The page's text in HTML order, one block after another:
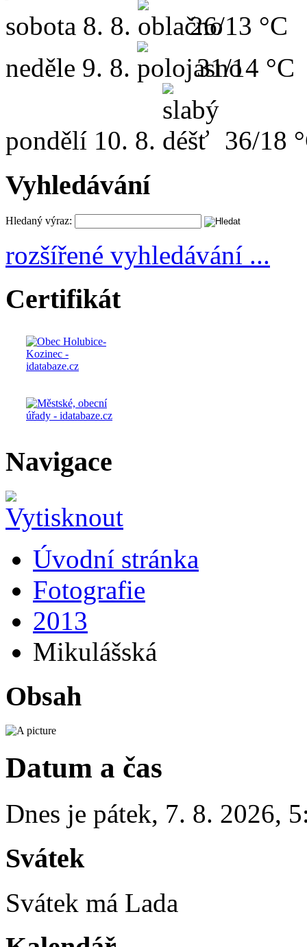
sobota 8. 8.
26/13 °C
neděle 9. 8. 31/14 °C
pondělí 10. 8. 36/18
Vyhledávání
Hledaný výraz:
rozšířené vyhledávání ...
Certifikát
Navigace
Úvodní stránka
Fotografie
2013
Mikulášská
Obsah
Datum a čas
Dnes je pátek, 7. 8. 2026,
Svátek
Svátek má Lada